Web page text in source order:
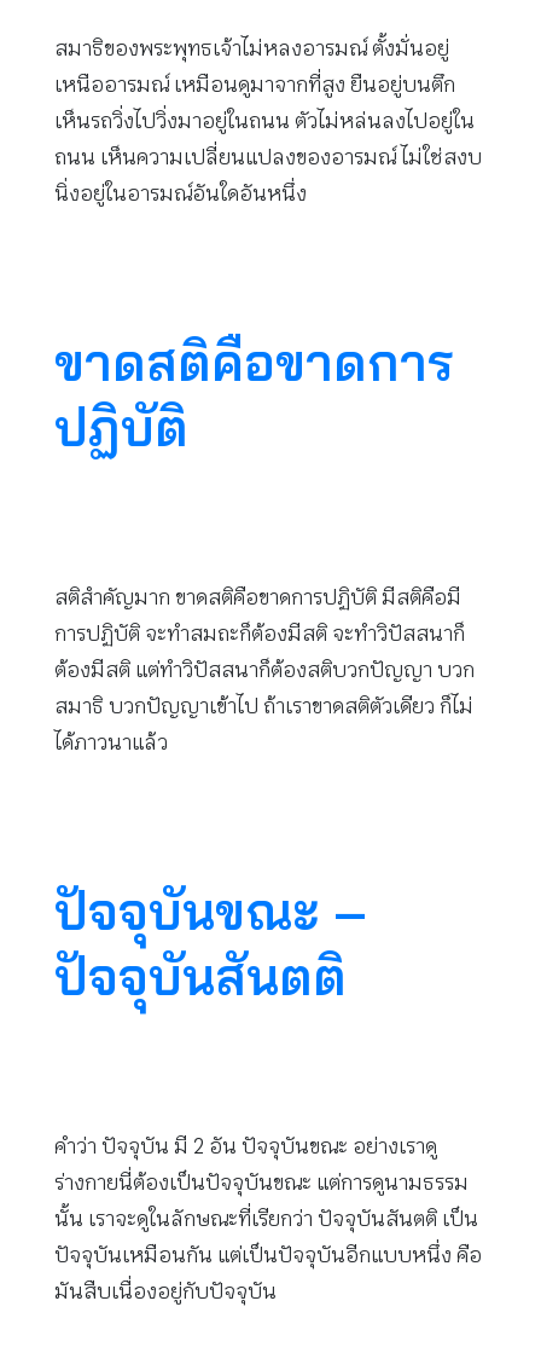
สมาธิของพระพุทธเจ้าไม่หลงอารมณ์ ตั้งมั่นอยู่
เหนืออารมณ์ เหมือนดูมาจากที่สูง ยืนอยู่บนตึก
เห็นรถวิ่งไปวิ่งมาอยู่ในถนน ตัวไม่หล่นลงไปอยู่ใน
ถนน เห็นความเปลี่ยนแปลงของอารมณ์ ไม่ใช่สงบ
นิ่งอยู่ในอารมณ์อันใดอันหนึ่ง
ขาดสติคือขาดการ
ปฏิบัติ
สติสำคัญมาก ขาดสติคือขาดการปฏิบัติ มีสติคือมี
การปฏิบัติ จะทำสมถะก็ต้องมีสติ จะทำวิปัสสนาก็
ต้องมีสติ แต่ทำวิปัสสนาก็ต้องสติบวกปัญญา บวก
สมาธิ บวกปัญญาเข้าไป ถ้าเราขาดสติตัวเดียว ก็ไม่
ได้ภาวนาแล้ว
ปัจจุบันขณะ –
ปัจจุบันสันตติ
คำว่า ปัจจุบัน มี 2 อัน ปัจจุบันขณะ อย่างเราดู
ร่างกายนี่ต้องเป็นปัจจุบันขณะ แต่การดูนามธรรม
นั้น เราจะดูในลักษณะที่เรียกว่า ปัจจุบันสันตติ เป็น
ปัจจุบันเหมือนกัน แต่เป็นปัจจุบันอีกแบบหนึ่ง คือ
มันสืบเนื่องอยู่กับปัจจุบัน